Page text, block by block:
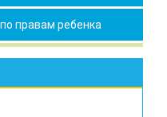
правам ребенка